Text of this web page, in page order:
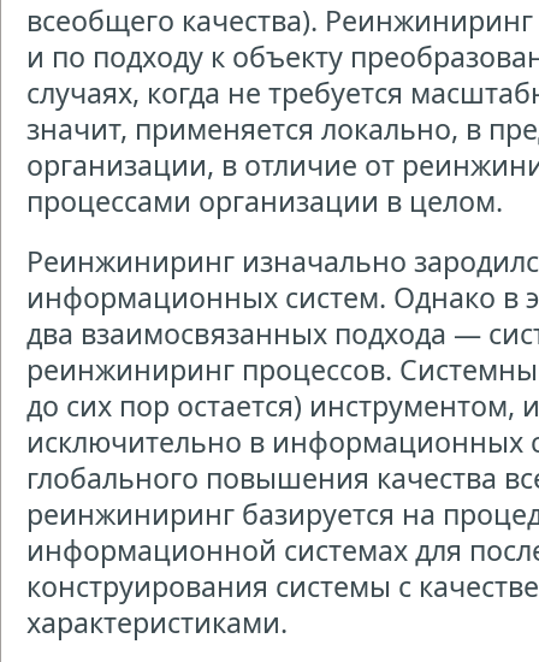
всеобщего качества).
и по подходу к объекту
случаях, когда не требуется
значит, применяется локально, в
организации, в отличие от
процессами организации в целом.
Реинжиниринг изначально
информационных систем. Однако в
два взаимосвязанных подхода —
реинжиниринг процессов.
до сих пор остается) инструментом,
исключительно в информационных
глобального повышения качества
реинжиниринг базируется на
информационной системах для
конструирования системы с
характеристиками.